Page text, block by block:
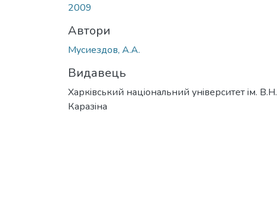
2009
Автори
Мусиездов, А.А.
Видавець
Харкiвський нацiональний унiверситет iм. В.Н.
Каразiна